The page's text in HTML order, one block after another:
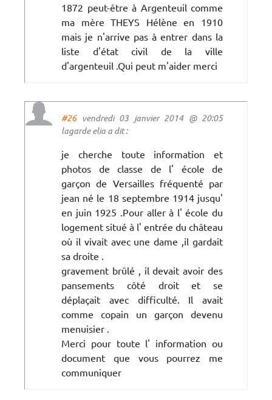
1872 peut-être à Argenteuil comme
ma mère THEYS Hélène en 1910
mais je n'arrive pas à entrer dans la
liste d'état civil de la ville
d'argenteuil .Qui peut m'aider merci
#26vendredi 03 janvier 2014 @ 20:05
lagarde elia a dit :
je cherche toute information et
photos de classe de l' école de
garçon de Versailles fréquenté par
jean né le 18 septembre 1914 jusqu'
en juin 1925 .Pour aller à l' école du
logement situé à l' entrée du château
où il vivait avec une dame ,il gardait
sa droite .
gravement brûlé , il devait avoir des
pansements côté droit et se
déplaçait avec difficulté. Il avait
comme copain un garçon devenu
menuisier .
Merci pour toute l' information ou
document que vous pourrez me
communiquer